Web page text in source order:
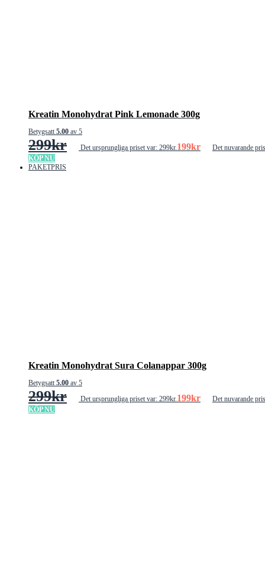
Kreatin Monohydrat Pink Lemonade 300g
Betygsatt5.00 av 5
299kr Det ursprungliga priset var: 299kr.199kr
Det nuvarande
KÖP NU
PAKETPRIS
Kreatin Monohydrat Sura Colanappar 300g
Betygsatt5.00 av 5
299kr Det ursprungliga priset var: 299kr.199kr
Det nuvarande
KÖP NU